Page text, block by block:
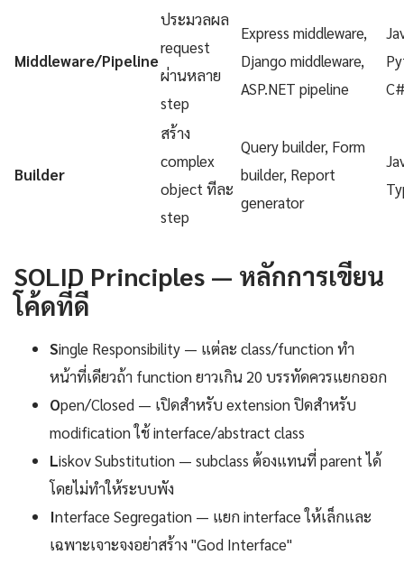
Middleware/Pipeline
ประมวลผล
request
ผ่านหลาย
step
Express middleware,
Django middleware,
ASP.NET pipeline
Builder
สร้าง
complex
object ทีละ
step
Query builder, Form
builder, Report
generator
SOLID Principles — หลักการเขียน
โค้ดที่ดี
Single Responsibility — แต่ละ class/function ทำ
หน้าที่เดียวถ้า function ยาวเกิน 20 บรรทัดควรแยกออก
Open/Closed — เปิดสำหรับ extension ปิดสำหรับ
modification ใช้ interface/abstract class
Liskov Substitution — subclass ต้องแทนที่ parent ได้
โดยไม่ทำให้ระบบพัง
Interface Segregation — แยก interface ให้เล็กและ
เฉพาะเจาะจงอย่าสร้าง "God Interface"